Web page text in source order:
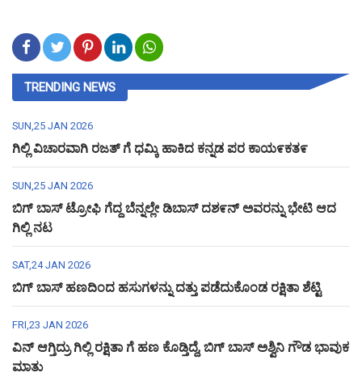
TRENDING NEWS
SUN,25 JAN 2026
ಗಿಲ್ಲಿ ವಿಚಾರವಾಗಿ ರಜತ್ ಗೆ ಧಮ್ಕಿ ಹಾಕಿದ ಕನ್ನಡ ಪರ ಕಾಯ೯ಕತ೯
SUN,25 JAN 2026
ಬಿಗ್ ಬಾಸ್ ಟ್ರೋಫಿ ಗೆದ್ದ ಬೆನ್ನಲ್ಲೇ ಡಿಬಾಸ್ ದಶ೯ನ್ ಅವರನ್ನು ಭೇಟಿ ಆದ
ಗಿಲ್ಲಿ ನಟ
SAT,24 JAN 2026
ಬಿಗ್ ಬಾಸ್ ಹಣದಿಂದ ಹಸುಗಳನ್ನು ದತ್ತು ಪಡೆದುಕೊಂಡ ರಕ್ಷಿತಾ ಶೆಟ್ಟಿ
FRI,23 JAN 2026
ವಿನ್ ಆಗ್ತಿದ್ರು ಗಿಲ್ಲಿ ರಕ್ಷಿತಾ ಗೆ ಹಣ ಕೊಡ್ತಿದ್ದೆ, ಬಿಗ್ ಬಾಸ್ ಅಶ್ವಿನಿ ಗೌಡ ಭಾವುಕ
ಮಾತು